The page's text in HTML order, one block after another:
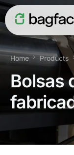
Home Products
Bolsas